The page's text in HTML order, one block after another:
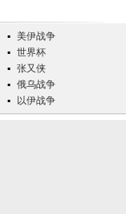
美伊战争
世界杯
张又侠
俄乌战争
以伊战争